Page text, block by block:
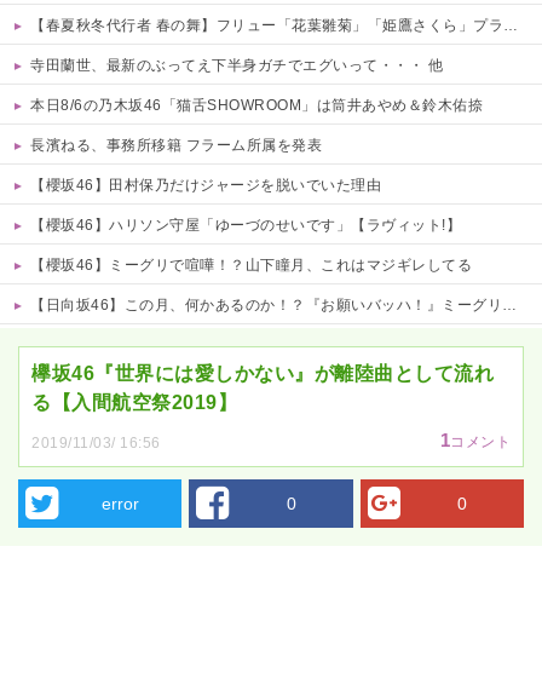
【春夏秋冬代行者 春の舞】フリュー「花葉雛菊」「姫鷹さくら」プライズフィギュア【彩色原型公開】
寺田蘭世、最新のぶってえ下半身ガチでエグいって・・・ 他
本日8/6の乃木坂46「猫舌SHOWROOM」は筒井あやめ＆鈴木佑捺
長濱ねる、事務所移籍 フラーム所属を発表
【櫻坂46】田村保乃だけジャージを脱いでいた理由
【櫻坂46】ハリソン守屋「ゆーづのせいです」【ラヴィット!】
【櫻坂46】ミーグリで喧嘩！？山下瞳月、これはマジギレしてる
【日向坂46】この月、何かあるのか！？『お願いバッハ！』ミーグリ日程がこちら
欅坂46『世界には愛しかない』が離陸曲として流れ
る【入間航空祭2019】
2019/11/03/ 16:56 1コメント
error 0 0